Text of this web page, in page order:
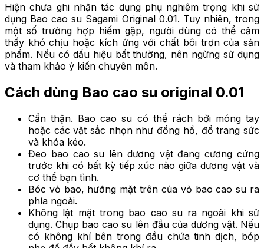
Hiện chưa ghi nhận tác dụng phụ nghiêm trọng khi sử
dụng Bao cao su Sagami Original 0.01. Tuy nhiên, trong
một số trường hợp hiếm gặp, người dùng có thể cảm
thấy khó chịu hoặc kích ứng với chất bôi trơn của sản
phẩm. Nếu có dấu hiệu bất thường, nên ngừng sử dụng
và tham khảo ý kiến chuyên môn.
Cách dùng Bao cao su original 0.01
Cẩn thận. Bao cao su có thể rách bởi móng tay
hoặc các vật sắc nhọn như đồng hồ, đồ trang sức
và khóa kéo.
Đeo bao cao su lên dương vật đang cương cứng
trước khi có bất kỳ tiếp xúc nào giữa dương vật và
cơ thể bạn tình.
Bóc vỏ bao, hướng mặt trên của vỏ bao cao su ra
phía ngoài.
Không lật mặt trong bao cao su ra ngoài khi sử
dụng. Chụp bao cao su lên đầu của dương vật. Nếu
có không khí bên trong đầu chứa tinh dịch, bóp